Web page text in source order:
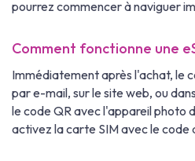
pourrez commencer à naviguer
Comment fonctionne une
Immédiatement après l'achat, le
par e-mail, sur le site web, ou
le code QR avec l'appareil photo
activez la carte SIM avec le code